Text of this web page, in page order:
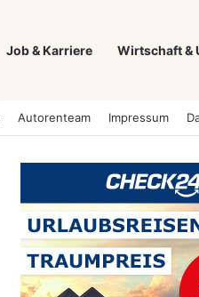
Job & Karriere Wirtschaft &
Autorenteam Impressum